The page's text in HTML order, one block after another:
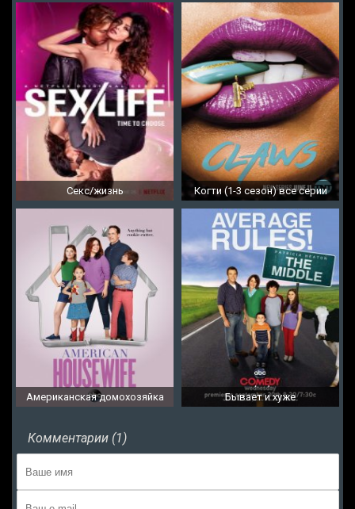
Секс/жизнь Когти (1-3 сезон) все серии
Американская домохозяйка Бывает и хуже
Комментарии (1)